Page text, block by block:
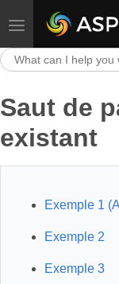
Toggle navigation
Saut de
existant
Exemple 1
Exemple 2
Exemple 3